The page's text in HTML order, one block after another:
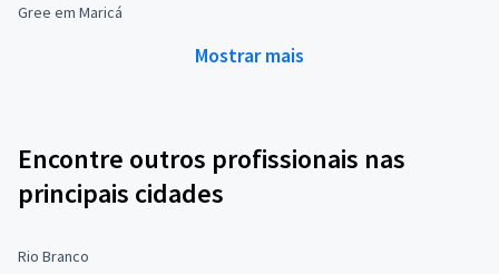
Gree em Maricá
Mostrar mais
Encontre outros profissionais nas
principais cidades
Rio Branco